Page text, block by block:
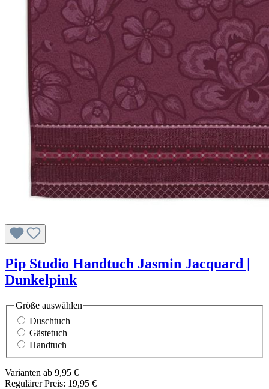
Pip Studio Handtuch Jasmin Jacquard |
Dunkelpink
Größe auswählen
Duschtuch
Gästetuch
Handtuch
Varianten ab 9,95 €
Regulärer Preis: 19,95 €